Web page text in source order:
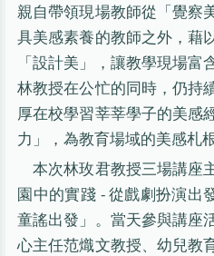
親自帶領現場教師從「覺察
具美感素養的教師之外，藉
「設計美」，讓教學現場富
林教授在公忙的同時，仍持
厚在校學習莘莘學子的美感
力」，為教育場域的美感札
本次林玫君教授三場講座
園中的實踐 - 從戲劇扮演出
童謠出發」。當天參與講座
心主任范熾文教授、幼兒教